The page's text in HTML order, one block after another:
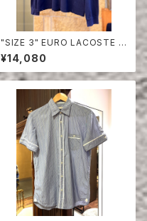
"SIZE 3" EURO LACOSTE P
OLO SHIRT LONG SLEEVE
¥14,080